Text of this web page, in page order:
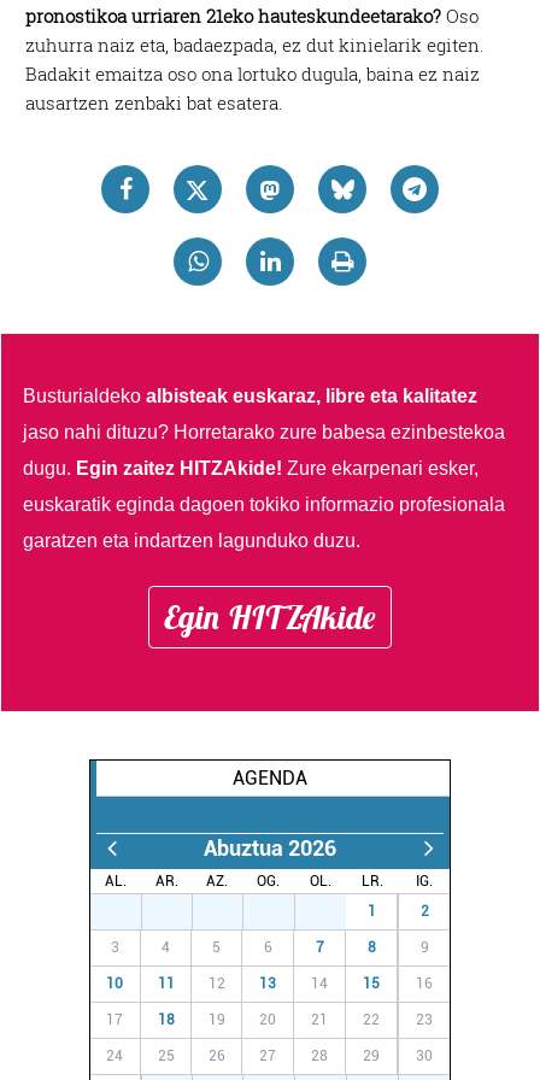
pronostikoa urriaren 21eko hauteskundeetarako? Oso
zuhurra naiz eta, badaezpada, ez dut kinielarik egiten.
Badakit emaitza oso ona lortuko dugula, baina ez naiz
ausartzen zenbaki bat esatera.
Busturialdekoalbisteak euskaraz, libre eta kalitatez
jaso nahi dituzu? Horretarako zure babesa ezinbestekoa
dugu. Egin zaitez HITZAkide!Zure ekarpenari esker,
euskaratik eginda dagoen tokiko informazio profesionala
garatzen eta indartzen lagunduko duzu.
Egin HITZAkide
AGENDA
Abuztua 2026
AL. AR. AZ. OG. OL. LR.
IG.
1 2
3 4 5 6 7 8 9
10 11 12 13 14 15 16
17 18 19 20 21 22 23
24 25 26 27 28 29 30